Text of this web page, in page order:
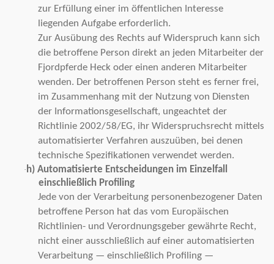
zur Erfüllung einer im öffentlichen Interesse
liegenden Aufgabe erforderlich.
Zur Ausübung des Rechts auf Widerspruch kann sich
die betroffene Person direkt an jeden Mitarbeiter der
Fjordpferde Heck oder einen anderen Mitarbeiter
wenden. Der betroffenen Person steht es ferner frei,
im Zusammenhang mit der Nutzung von Diensten
der Informationsgesellschaft, ungeachtet der
Richtlinie 2002/58/EG, ihr Widerspruchsrecht mittels
automatisierter Verfahren auszuüben, bei denen
technische Spezifikationen verwendet werden.
· h) Automatisierte Entscheidungen im Einzelfall
einschließlich Profiling
Jede von der Verarbeitung personenbezogener Daten
betroffene Person hat das vom Europäischen
Richtlinien- und Verordnungsgeber gewährte Recht,
nicht einer ausschließlich auf einer automatisierten
Verarbeitung — einschließlich Profiling —